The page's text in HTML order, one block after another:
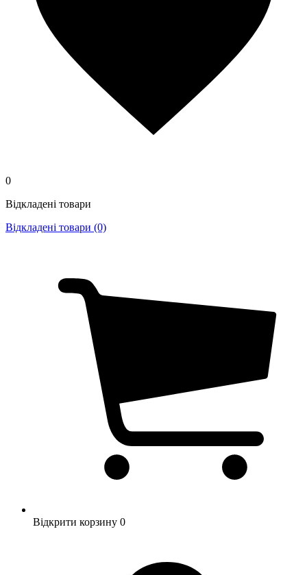
0
Відкладені товари
Відкладені товари (0)
Відкрити корзину 0